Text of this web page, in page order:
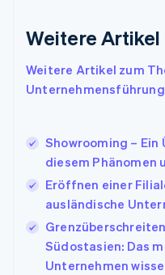
Weitere Artikel
Weitere Artikel zum
Unternehmensführung
Showrooming –
diesem Phänomen
Eröffnen einer
ausländische
Südostasien: Das
Unternehmen
English
English
Italien
日本語 English
English Français
Kroatien
EnglishItaliano
English
Liechtenstein
DeutschEnglish